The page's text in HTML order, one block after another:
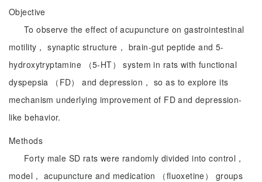
Objective
To observe the effect of acupuncture on gastrointestinal
motility， synaptic structure， brain-gut peptide and 5-
hydroxytryptamine （5-HT） system in rats with functional
dyspepsia （FD） and depression， so as to explore its
mechanism underlying improvement of FD and depression-
like behavior.
Methods
Forty male SD rats were randomly divided into control，
model， acupuncture and medication （fluoxetine） groups